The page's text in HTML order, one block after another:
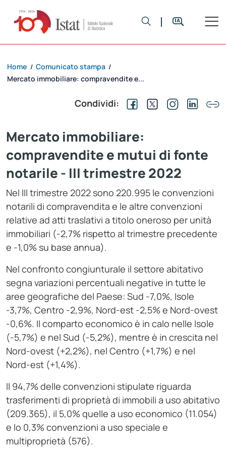
Home / Comunicato stampa /
Mercato immobiliare: compravendite e...
Condividi:
Mercato immobiliare:
compravendite e mutui di fonte
notarile - III trimestre 2022
Nel III trimestre 2022 sono 220.995 le convenzioni
notarili di compravendita e le altre convenzioni
relative ad atti traslativi a titolo oneroso per unità
immobiliari (-2,7% rispetto al trimestre precedente
e -1,0% su base annua).
Nel confronto congiunturale il settore abitativo
segna variazioni percentuali negative in tutte le
aree geografiche del Paese: Sud -7,0%, Isole
-3,7%, Centro -2,9%, Nord-est -2,5% e Nord-ovest
-0,6%. Il comparto economico è in calo nelle Isole
(-5,7%) e nel Sud (-5,2%), mentre è in crescita nel
Nord-ovest (+2,2%), nel Centro (+1,7%) e nel
Nord-est (+1,4%).
Il 94,7% delle convenzioni stipulate riguarda
trasferimenti di proprietà di immobili a uso abitativo
(209.365), il 5,0% quelle a uso economico (11.054)
e lo 0,3% convenzioni a uso speciale e
multiproprietà (576).